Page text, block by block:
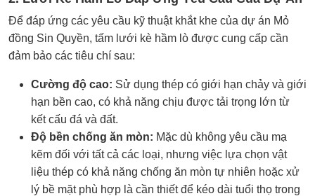
Để đáp ứng các yêu cầu kỹ thuật khắt khe của dự án Mỏ
đồng Sin Quyền, tấm lưới kè hầm lò được cung cấp cần
đảm bảo các tiêu chí sau:
Cường độ cao: Sử dụng thép có giới hạn chảy và giới
hạn bền cao, có khả năng chịu được tải trọng lớn từ
kết cấu đá và đất.
Độ bền chống ăn mòn: Mặc dù không yêu cầu mạ
kẽm đối với tất cả các loại, nhưng việc lựa chọn vật
liệu thép có khả năng chống ăn mòn tự nhiên hoặc xử
lý bề mặt phù hợp là cần thiết để kéo dài tuổi thọ trong